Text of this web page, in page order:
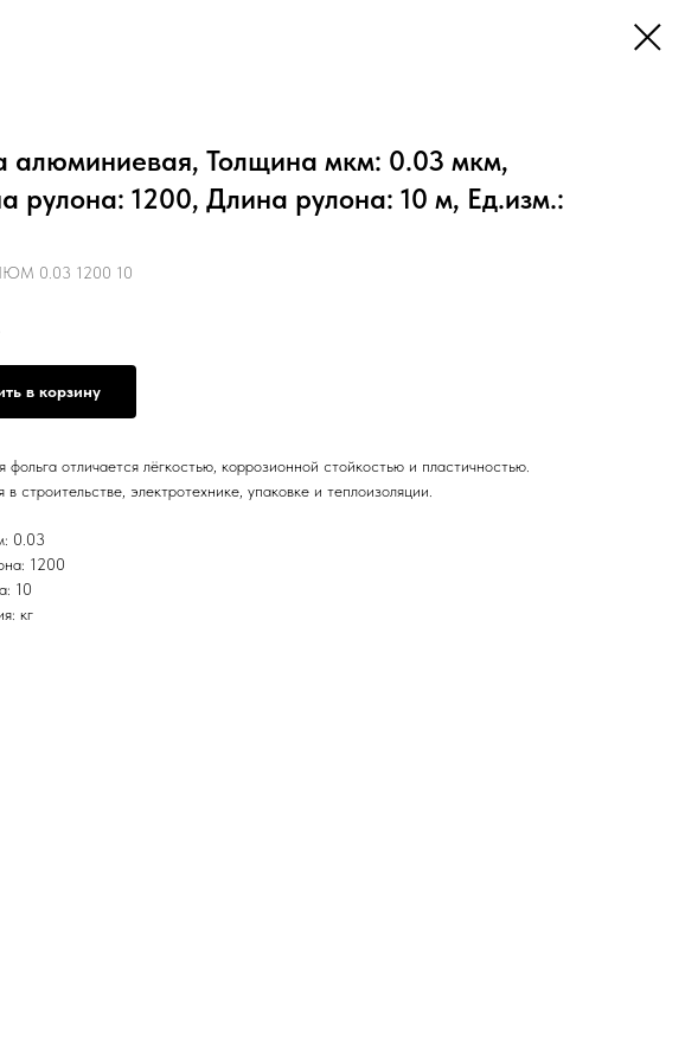
алюминиевая, Толщина мкм: 0.03 мкм,
рулона: 1200, Длина рулона: 10 м, Ед.изм.:
0.03 1200 10
в корзину
фольга отличается лёгкостью, коррозионной стойкостью и пластичностью.
строительстве, электротехнике, упаковке и теплоизоляции.
0.03
1200
10
кг